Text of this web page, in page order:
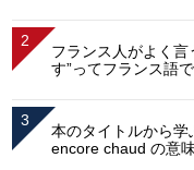
フランス人がよく
す”ってフランス語
本のタイトルから
encore chaud の意